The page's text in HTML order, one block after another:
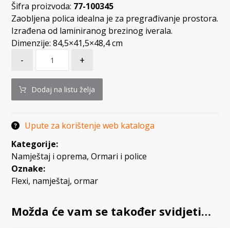
Šifra proizvoda: 77-100345
Zaobljena polica idealna je za pregrađivanje prostora.
Izrađena od laminiranog brezinog iverala.
Dimenzije: 84,5×41,5×48,4 cm
- +
Dodaj na listu želja
Upute za korištenje web kataloga
Kategorije:
Namještaj i oprema,Ormari i police
Oznake:
Flexi, namještaj,ormar
Možda će vam se također svidjeti…